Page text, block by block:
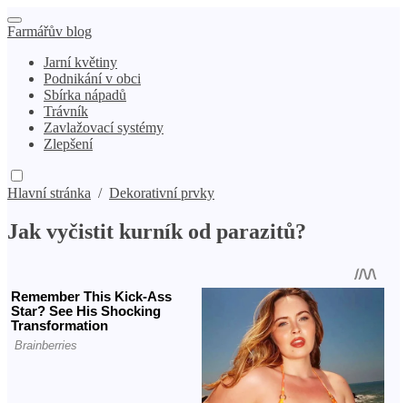
Farmářův blog
Jarní květiny
Podnikání v obci
Sbírka nápadů
Trávník
Zavlažovací systémy
Zlepšení
Hlavní stránka / Dekorativní prvky
Jak vyčistit kurník od parazitů?